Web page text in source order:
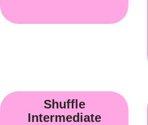
Shuffle
Intermediate